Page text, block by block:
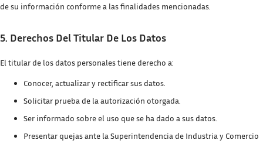
de su información conforme a las finalidades mencionadas.
5. Derechos Del Titular De Los Datos
El titular de los datos personales tiene derecho a:
Conocer, actualizar y rectificar sus datos.
Solicitar prueba de la autorización otorgada.
Ser informado sobre el uso que se ha dado a sus datos.
Presentar quejas ante la Superintendencia de Industria y Comercio